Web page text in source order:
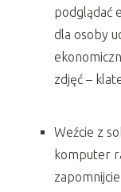
podglądać
dla osoby
zdjęć –
Weźcie z
komputer